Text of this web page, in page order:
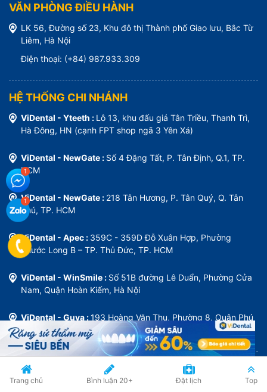
VĂN PHÒNG ĐIỀU HÀNH
LK 56, Đường số 23, Khu đô thị Thành phố Giao lưu, Bắc Từ
Liêm, Hà Nội
Điện thoại: (+84) 987.933.309
HỆ THỐNG CHI NHÁNH
ViDental - Yteeth : Lô 13, khu đấu giá Tân Triều, Thanh Trì,
Hà Đông, HN (cạnh FPT shop ngã 3 Yên Xá)
ViDental - NewGate : Số 4 Đặng Tất, P. Tân Định, Q.1, TP.
HCM
ViDental - NewGate : 218 Tân Hương, P. Tân Quý, Q. Tân
Phú, TP. HCM
ViDental - Apec : 359C - 359D Đỗ Xuân Hợp, Phường
Phước Long B – TP. Thủ Đức, TP. HCM
ViDental - WinSmile : Số 51B đường Lê Duẩn, Phường Cửa
Nam, Quận Hoàn Kiếm, Hà Nội
ViDental - Guva :193 Hoàng Văn Thụ, Phường 8, Quận Phú
Nhuận, TP. HCM
Số 179, đường Nguyễn Văn Thương, Phường 25, Quận Bình
Thạnh, TP.HCM (Đang nâng cấp
Trang chủ Bình luận 20+ Đặt lịch Top